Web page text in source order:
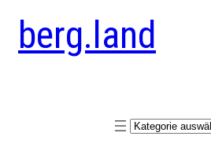
berg.land
Kategorien